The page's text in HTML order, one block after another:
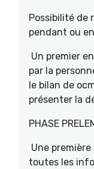
Possibilité de
pendant ou
Un premier
par la
le bilan de
présenter la
PHASE
Une
toutes les